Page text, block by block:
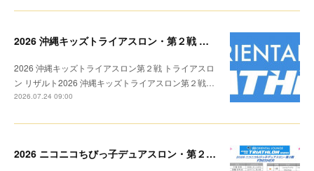
2026 沖縄キッズトライアスロン・第２戦 リザルト
2026 沖縄キッズトライアスロン第２戦 トライアスロ
ン リザルト2026 沖縄キッズトライアスロン第２戦…
2026.07.24 09:00
2026 ニコニコちびっ子デュアスロン・第２戦 リザルト